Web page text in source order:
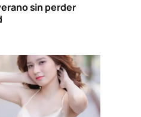
sin perder